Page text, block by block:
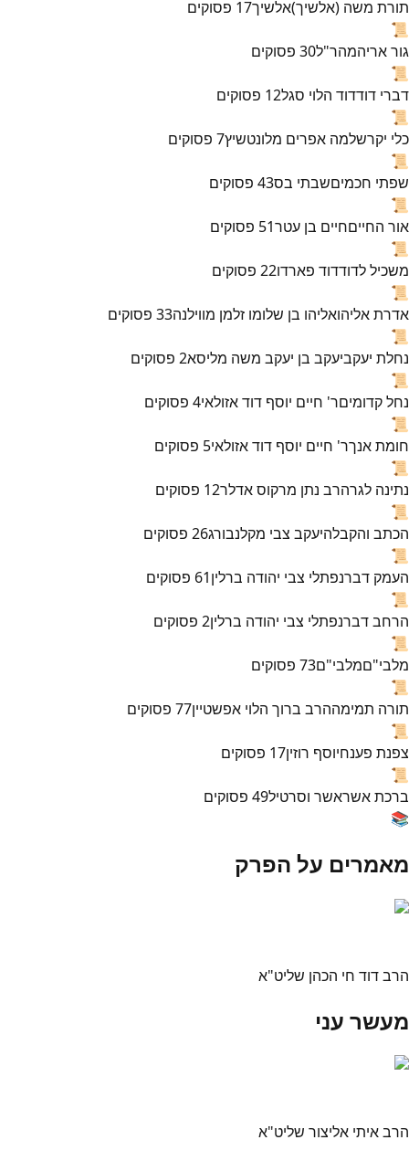
תורת משה (אלשיך)אלשיך17 פסוקים
📜
גור אריהמהר"ל30 פסוקים
📜
דברי דודדוד הלוי סגל12 פסוקים
📜
כלי יקרשלמה אפרים מלונטשיץ7 פסוקים
📜
שפתי חכמיםשבתי בס43 פסוקים
📜
אור החייםחיים בן עטר51 פסוקים
📜
משכיל לדודדוד פארדו22 פסוקים
📜
אדרת אליהואליהו בן שלומו זלמן מווילנה33 פסוקים
📜
נחלת יעקביעקב בן יעקב משה מליסא2 פסוקים
📜
נחל קדומיםר' חיים יוסף דוד אזולאי4 פסוקים
📜
חומת אנךר' חיים יוסף דוד אזולאי5 פסוקים
📜
נתינה לגרהרב נתן מרקוס אדלר12 פסוקים
📜
הכתב והקבלהיעקב צבי מקלנבורג26 פסוקים
📜
העמק דברנפתלי צבי יהודה ברלין61 פסוקים
📜
הרחב דברנפתלי צבי יהודה ברלין2 פסוקים
📜
מלבי"םמלבי"ם73 פסוקים
📜
תורה תמימההרב ברוך הלוי אפשטיין77 פסוקים
📜
צפנת פענחיוסף רוזין17 פסוקים
📜
ברכת אשראשר וסרטיל49 פסוקים
📚
מאמרים על הפרק
הרב דוד חי הכהן שליט"א
מעשר עני
הרב איתי אליצור שליט"א